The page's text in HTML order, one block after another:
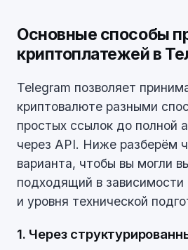
Основные способы
криптоплатежей в
Telegram позволяет
криптовалюте разными
простых ссылок до полной
через API. Ниже разберём
варианта, чтобы вы могли
подходящий в
и уровня технической
1. Через